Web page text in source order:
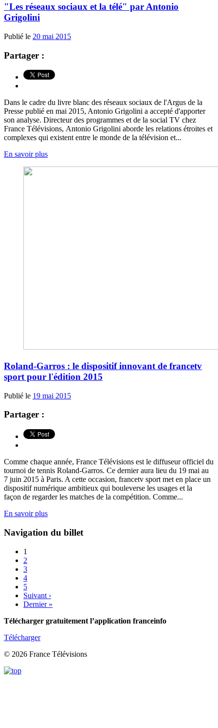
"Les réseaux sociaux et la télé" par Antonio
Grigolini
Publié le 20 mai 2015
Partager :
Dans le cadre du livre blanc des réseaux sociaux de l'Argus de la
Presse publié en mai 2015, Antonio Grigolini a accepté d'apporter
son analyse. Directeur des programmes et de la social TV chez
France Télévisions, Antonio Grigolini aborde les relations étroites et
complexes qui existent entre le monde de la télévision et...
En savoir plus
Roland-Garros : le dispositif innovant de francetv
sport pour l'édition 2015
Publié le 19 mai 2015
Partager :
Comme chaque année, France Télévisions est le diffuseur officiel du
tournoi de tennis Roland-Garros. Ce dernier aura lieu du 19 mai au
7 juin 2015 à Paris. A cette occasion, francetv sport met en place un
dispositif numérique ambitieux qui bouleverse les usages et la
façon de regarder les matches de la compétition. Comme...
En savoir plus
Navigation du billet
1
2
3
4
5
Suivant ›
Dernier »
Télécharger gratuitement l’application franceinfo
Télécharger
© 2026 France Télévisions